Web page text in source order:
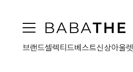
브랜드셀렉티드베스트신상아울렛